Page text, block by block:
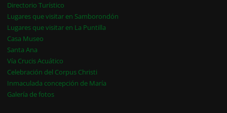
Directorio Turístico
Lugares que visitar en Samborondón
Lugares que visitar en La Puntilla
Casa Museo
Santa Ana
Vía Crucis Acuático
Celebración del Corpus Christi
Inmaculada concepción de María
Galería de fotos